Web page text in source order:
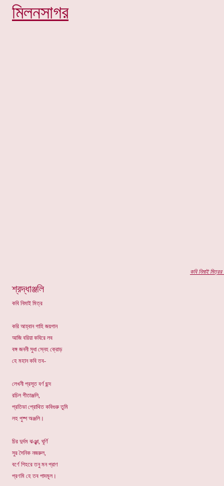
মিলনসাগর
শ্রদ্ধাঞ্জলি
কবি নিমাই মিত্র
করি আহ্বান গাহি জয়গান
আজি বরিয়া কবিরে লব
বঙ্গ জননী সুধা স্নেহ ক্রোড়
হে মহান কবি তব-
লেখনী প্রসূত বর্ণ ছন্দ
রচিল গীতাঞ্জলি,
প্রতিভা প্রোথিত কবিগুরু তুমি
লহ পুষ্প অঞ্জলি।
চির দুর্দম ঝঞ্ঝা, ঘূর্ণি
সুর সৈনিক নজরুল,
বর্ণে শিহরে তনু মন প্রাণ
প্রণমি হে তব পাদমূল।
কবিনিমাই মিত্রর